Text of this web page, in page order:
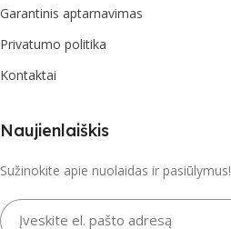
Garantinis aptarnavimas
Privatumo politika
Kontaktai
Naujienlaiškis
Sužinokite apie nuolaidas ir pasiūlymus!
Įveskite el. pašto adresą